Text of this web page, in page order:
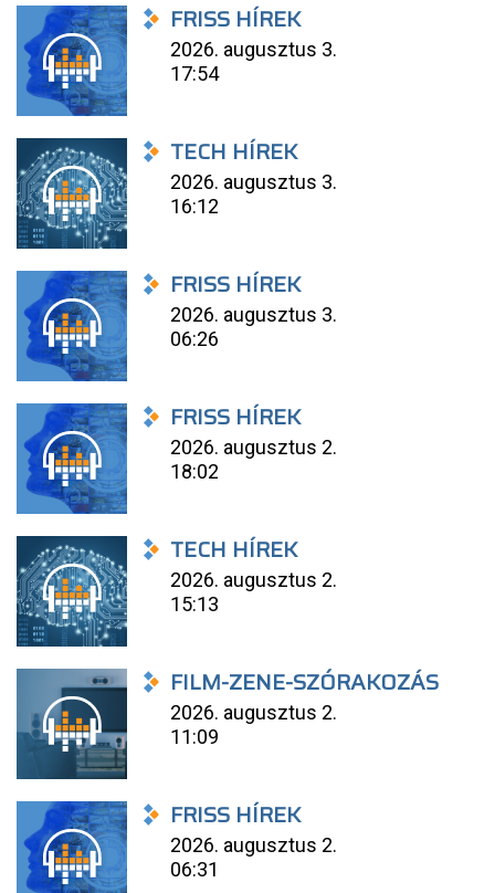
FRISS HÍREK
2026. augusztus 3.
17:54
TECH HÍREK
2026. augusztus 3.
16:12
FRISS HÍREK
2026. augusztus 3.
06:26
FRISS HÍREK
2026. augusztus 2.
18:02
TECH HÍREK
2026. augusztus 2.
15:13
FILM-ZENE-SZÓRAKOZÁS
2026. augusztus 2.
11:09
FRISS HÍREK
2026. augusztus 2.
06:31